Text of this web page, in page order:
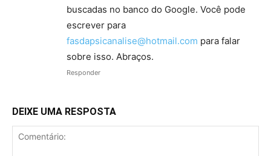
buscadas no banco do Google. Você pode
escrever para
fasdapsicanalise@hotmail.com para falar
sobre isso. Abraços.
Responder
DEIXE UMA RESPOSTA